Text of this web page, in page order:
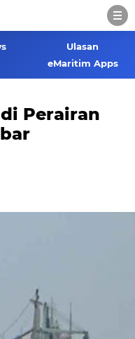
Ulasan
eMaritim Apps
Perairan